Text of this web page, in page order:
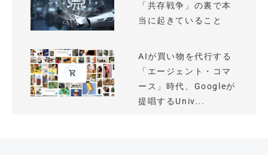
「共存戦争」の裏で本
当に起きていること
AIが買い物を代行する
「エージェント・コマ
ース」時代、Googleが
提唱するUniv...